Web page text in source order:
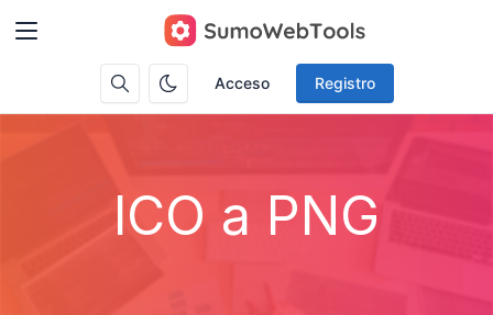
Acceso Registro
ICO a PNG